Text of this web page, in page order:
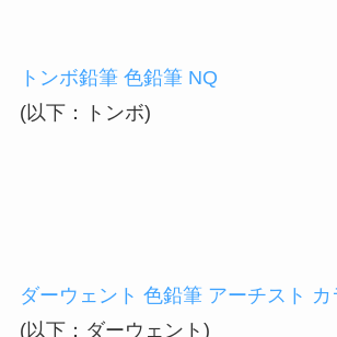
トンボ鉛筆 色鉛筆 NQ
(以下：トンボ)
ダーウェント 色鉛筆 アーチスト
(以下：ダーウェント)